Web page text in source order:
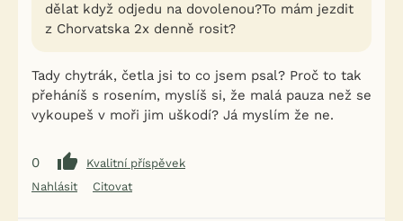
dělat když odjedu na dovolenou?To mám jezdit
z Chorvatska 2x denně rosit?
Tady chytrák, četla jsi to co jsem psal? Proč to tak
přeháníš s rosením, myslíš si, že malá pauza než se
vykoupeš v moři jim uškodí? Já myslím že ne.
0
Kvalitní příspěvek
Nahlásit
Citovat